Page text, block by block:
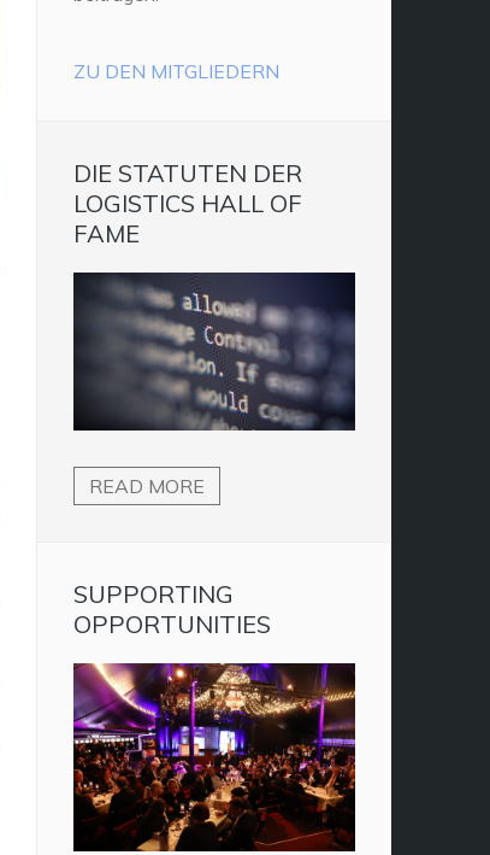
ZU DEN MITGLIEDERN
DIE STATUTEN DER
LOGISTICS HALL OF
FAME
READ MORE
SUPPORTING
OPPORTUNITIES